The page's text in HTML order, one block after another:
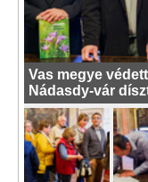
Vas megye
Nádasdy-vár